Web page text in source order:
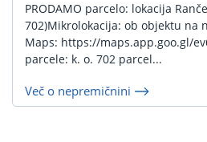
PRODAMO parcelo: lokacija
702)Mikrolokacija: ob objektu na
Maps: https://maps.app.goo.gl/
parcele: k. o. 702 parcel...
Več o nepremičnini